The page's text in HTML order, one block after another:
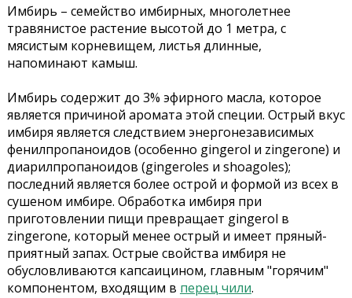
Имбирь – семейство имбирных, многолетнее
травянистое растение высотой до 1 метра, с
мясистым корневищем, листья длинные,
напоминают камыш.
Имбирь содержит до 3% эфирного масла, которое
является причиной аромата этой специи. Острый вкус
имбиря является следствием энергонезависимых
фенилпропаноидов (особенно gingerol и zingerone) и
диарилпропаноидов (gingeroles и shoagoles);
последний является более острой и формой из всех в
сушеном имбире. Обработка имбиря при
приготовлении пищи превращает gingerol в
zingerone, который менее острый и имеет пряный-
приятный запах. Острые свойства имбиря не
обусловливаются капсаицином, главным "горячим"
компонентом, входящим в перец чили.